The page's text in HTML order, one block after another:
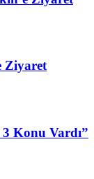
Ziyaret
Konu Vardı”